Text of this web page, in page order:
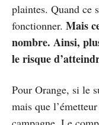
plaintes. Quand ce
fonctionner. Mais
nombre. Ainsi,
le risque
Pour Orange, si le
mais que